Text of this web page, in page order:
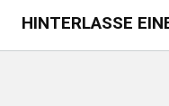
HINTERLASSE